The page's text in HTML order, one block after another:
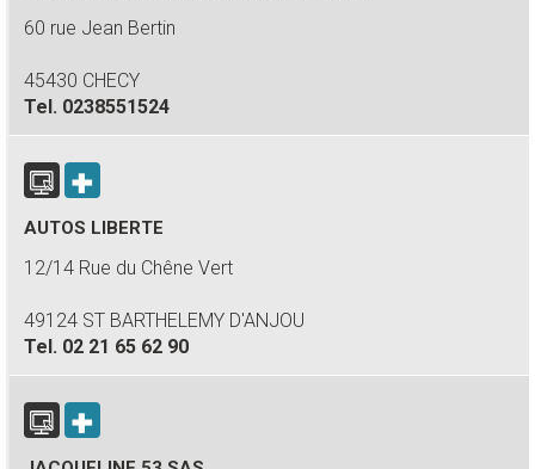
60 rue Jean Bertin
45430 CHECY
Tel. 0238551524
AUTOS LIBERTE
12/14 Rue du Chêne Vert
49124 ST BARTHELEMY D'ANJOU
Tel. 02 21 65 62 90